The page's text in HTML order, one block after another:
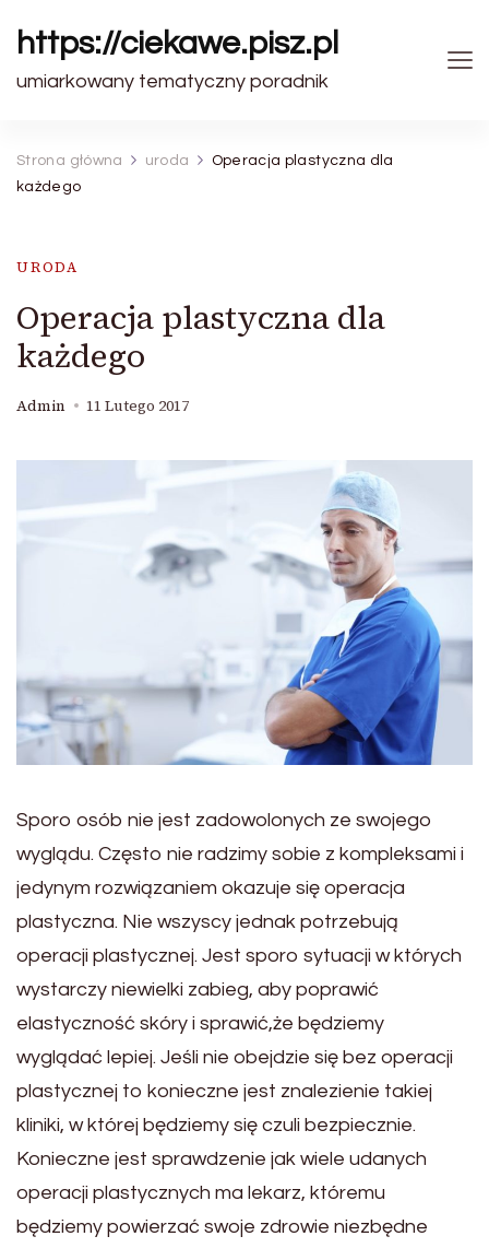
https://ciekawe.pisz.pl
umiarkowany tematyczny poradnik
Strona główna uroda
Operacja plastyczna dla
każdego
URODA
Operacja plastyczna dla
każdego
Admin 11 Lutego 2017
Sporo osób nie jest zadowolonych ze swojego
wyglądu. Często nie radzimy sobie z kompleksami i
jedynym rozwiązaniem okazuje się operacja
plastyczna. Nie wszyscy jednak potrzebują
operacji plastycznej. Jest sporo sytuacji w których
wystarczy niewielki zabieg, aby poprawić
elastyczność skóry i sprawić,że będziemy
wyglądać lepiej. Jeśli nie obejdzie się bez operacji
plastycznej to konieczne jest znalezienie takiej
kliniki, w której będziemy się czuli bezpiecznie.
Konieczne jest sprawdzenie jak wiele udanych
operacji plastycznych ma lekarz, któremu
będziemy powierzać swoje zdrowie niezbędne